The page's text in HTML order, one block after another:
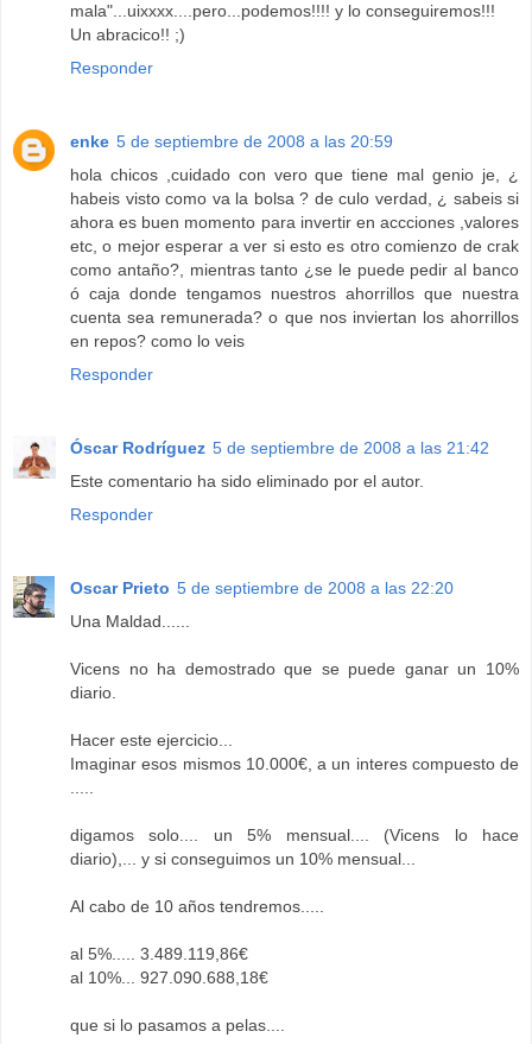
mala"...uixxxx....pero...podemos!!!! y lo conseguiremos!!!
Un abracico!! ;)
Responder
enke 5 de septiembre de 2008 a las 20:59
hola chicos ,cuidado con vero que tiene mal genio je, ¿
habeis visto como va la bolsa ? de culo verdad, ¿ sabeis si
ahora es buen momento para invertir en accciones ,valores
etc, o mejor esperar a ver si esto es otro comienzo de crak
como antaño?, mientras tanto ¿se le puede pedir al banco
ó caja donde tengamos nuestros ahorrillos que nuestra
cuenta sea remunerada? o que nos inviertan los ahorrillos
en repos? como lo veis
Responder
Óscar Rodríguez 5 de septiembre de 2008 a las 21:42
Este comentario ha sido eliminado por el autor.
Responder
Oscar Prieto 5 de septiembre de 2008 a las 22:20
Una Maldad......
Vicens no ha demostrado que se puede ganar un 10%
diario.
Hacer este ejercicio...
Imaginar esos mismos 10.000€, a un interes compuesto de
.....
digamos solo.... un 5% mensual.... (Vicens lo hace
diario),... y si conseguimos un 10% mensual...
Al cabo de 10 años tendremos.....
al 5%..... 3.489.119,86€
al 10%... 927.090.688,18€
que si lo pasamos a pelas....